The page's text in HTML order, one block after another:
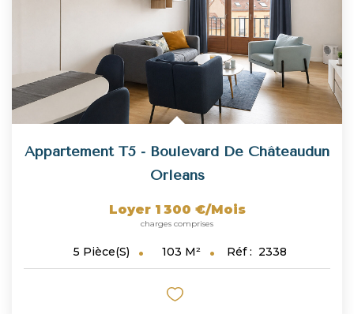
Appartement T5 - Boulevard De Châteaudun
Orleans
Loyer 1 300 €/mois
charges comprises
5 Pièce(s) 103 M² Réf : 2338